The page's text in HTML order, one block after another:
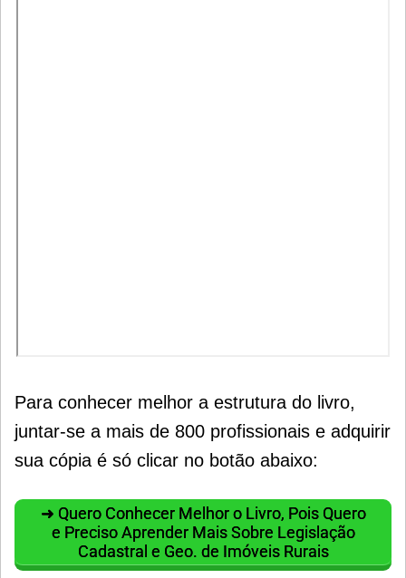
Para conhecer melhor a estrutura do livro,
juntar-se a mais de 800 profissionais e adquirir
sua cópia é só clicar no botão abaixo:
➜ Quero Conhecer Melhor o Livro, Pois Quero
e Preciso Aprender Mais Sobre Legislação
Cadastral e Geo. de Imóveis Rurais